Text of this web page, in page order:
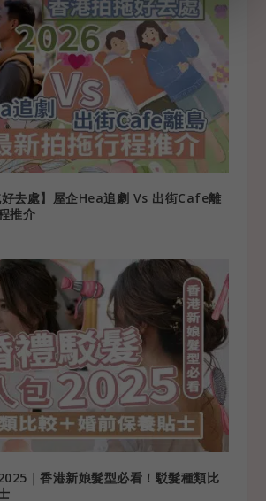
好去處】屋企Hea追劇 Vs 出街Cafe離
推介
｜香港新娘髮型必看！駁髮種類比